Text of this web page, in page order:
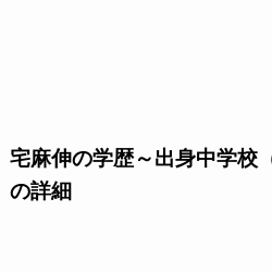
宅麻伸の学歴～出身中学校
の詳細